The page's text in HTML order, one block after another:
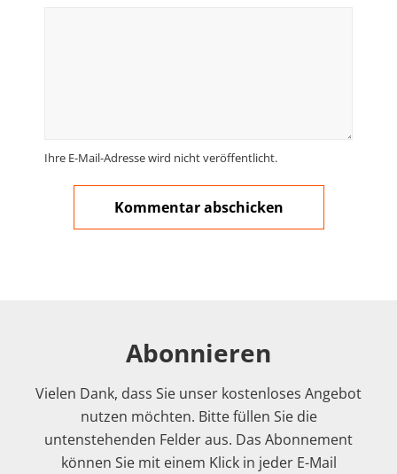
Ihre E-Mail-Adresse wird nicht veröffentlicht.
Abonnieren
Vielen Dank, dass Sie unser kostenloses Angebot
nutzen möchten. Bitte füllen Sie die
untenstehenden Felder aus. Das Abonnement
können Sie mit einem Klick in jeder E-Mail